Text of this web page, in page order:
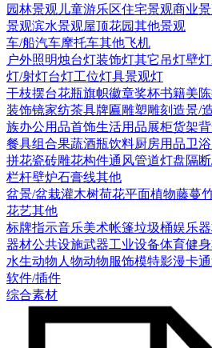
园林景观 儿童游乐区住宅景观商业
景观滨水景观屋顶花园其他景观
车/船汽车摩托车其他飞机
户外照明烛台灯装饰灯其它 吊灯壁灯
灯/射灯台灯工位灯具景观灯
干枝摆台花瓶旗帜徽章奖杯书籍美陈
装饰镜家纺茶具牌匾雕塑雕刻 造景/
族办公用品首饰生活用品展柜货架
餐具组合果蔬酒瓶饮料厨房用品卫
拼花瓷砖雕花构件通风管道灯盘隔
栏杆壁炉石膏线其他
盆景/盆栽灌木树荷花平面植物藤蔓
花艺其他
标牌指示音乐美术帐篷垃圾桶娱乐
器材公共设施武器工业设备体育健身
水生动物 人物动物服饰模特影漫卡通
软件/插件
综合素材